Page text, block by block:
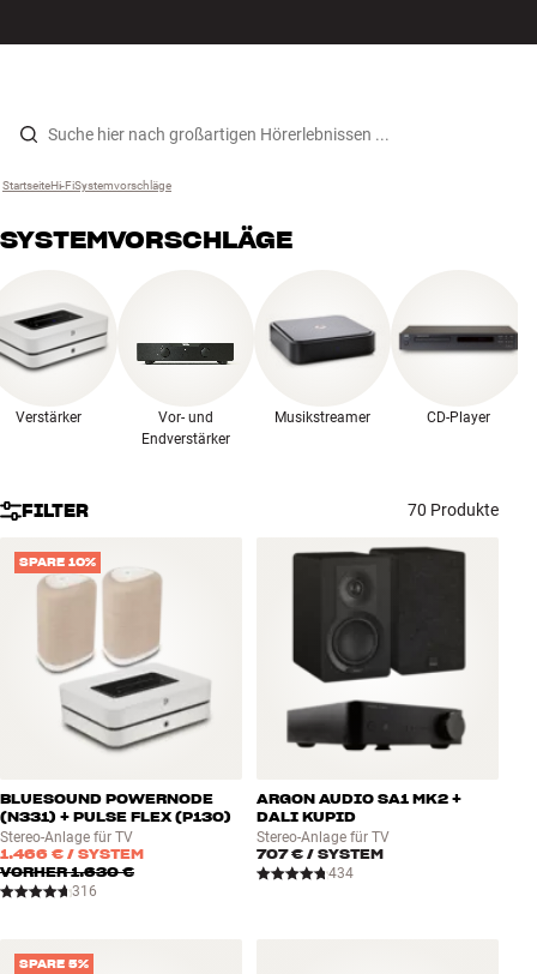
Zum Inhalt wechseln
Lautsprecher
Surround
Kabel
Zubehör
INSPIRATION
MARKEN
NEUHEITEN
ANGEBOTE
Store Finden
Kundendienst
Bauen mit Klang
Startseite ›
Hi-Fi ›
Systemvorschläge
SYSTEMVORSCHLÄGE
Verstärker
Vor- und
Endverstärker
Musikstreamer CD-Player
FILTER 70 Produkte
SPARE 10%
BLUESOUND POWERNODE
(N331) + PULSE FLEX (P130)
Stereo-Anlage für TV
1.466 € / SYSTEM
VORHER1.630 €
316
ARGON AUDIO SA1 MK2 +
DALI KUPID
Stereo-Anlage für TV
707 € / SYSTEM
434
SPARE 5%